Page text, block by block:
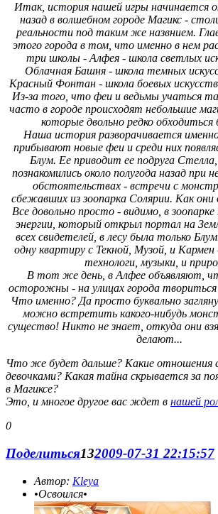
Итак, история нашей игры начинается
назад в волшебном городе Магикс -
реальности под таким же назвнием.
этого города в том, что именно в нем
три школы - Алфея - школа светлых
Облачная Башня - школа темных
Красный Фонтан - школа боевых искусств
Из-за того, что феи и ведьмы учаться
часто в городе происходят небольшие
которые двольно редко
Наша история разворачивается
прибывают новые феи и среди них
Блум. Ее приводит ее подруга
познакомились около полугода назад при
обстоятельствах - встречи с
сбежавших из зоопарка Солярии. Как
Все довольно просто - видимо, в зоопарке
энергии, который открыл портал на
всех свидетелей, в лесу была только
одну квартиру с Текной, Музой, и
технологи, музыки, и
В тот же день, в Алфее объявляют,
осторожны - на улицах города
Что именно? Да просто буквально
можно встретить какого-нибудь
существо! Никто не знает, откуда они
делают...
Что же будет дальше? Какие отношения
девочками? Какая тайна скрывается за
в Магиксе?
Это, и многое другое вас ждет в нашей
0
Поделиться132009-07-31 22:15:57
Автор: Kleya
•Освоился•